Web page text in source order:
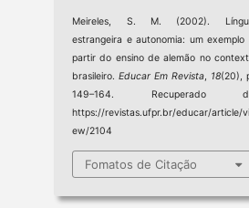
Meireles, S. M. (2002).
estrangeira e autonomia: um exemplo
partir do ensino de alemão no
brasileiro.Educar Em Revista, 18(20),
149–164. Recuperado
https://revistas.ufpr.br/educar/article/vi
ew/2104
Fomatos de Citação